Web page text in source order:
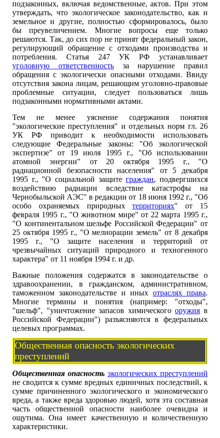
подзаконных, включая ведомственные, актов. При этом
утверждать, что экологическое законодательство, как и
земельное и другие, полностью сформировалось, было
бы преувеличением. Многие вопросы еще только
решаются. Так, до сих пор не принят федеральный закон,
регулирующий обращение с отходами производства и
потребления. Статья 247 УК РФ устанавливает
уголовную ответственностьза нарушение правил
обращения с экологически опасными отходами. Ввиду
отсутствия закона лицам, решающим уголовно-правовые
проблемные ситуации, следует пользоваться лишь
подзаконными нормативными актами.
Тем не менее уяснение содержания понятия
"экологические преступления" и отдельных норм гл. 26
УК РФ приводит к необходимости использовать
следующие Федеральные законы: "Об экологической
экспертизе" от 19 июля 1995 г., "Об использовании
атомной энергии" от 20 октября 1995 г., "О
радиационной безопасности населения" от 5 декабря
1995 г., "О социальной защитеграждан, подвергшихся
воздействию радиации вследствие катастрофы на
Чернобыльской АЭС" в редакции от 18 июня 1992 г., "Об
особо охраняемых природныхтерриториях" от 15
февраля 1995 г., "О животном мире" от 22 марта 1995 г.,
"О континентальном шельфе Российской Федерации" от
25 октября 1995 г., "О мелиорации земель" от 8 декабря
1995 г., "О защите населения и территорий от
чрезвычайных ситуаций природного и техногенного
характера" от 11 ноября 1994 г. и др.
Важные положения содержатся в законодательстве о
здравоохранении, в гражданском, административном,
таможенном законодательстве и иных отраслях права.
Многие термины и понятия (например: "отходы",
"шельф", "уничтожение запасов химическогооружия в
Российской Федерации") разъясняются в федеральных
целевых программах.
Общественная опасность экологических
преступлений
Общественная опасность экологических преступлений
не сводится к сумме вредных единичных последствий, к
сумме причиненного экологического и экономического
вреда, а также вреда здоровью людей, хотя эта составная
часть общественной опасности наиболее очевидна и
ощутима. Она имеет качественную и количественную
характеристики.